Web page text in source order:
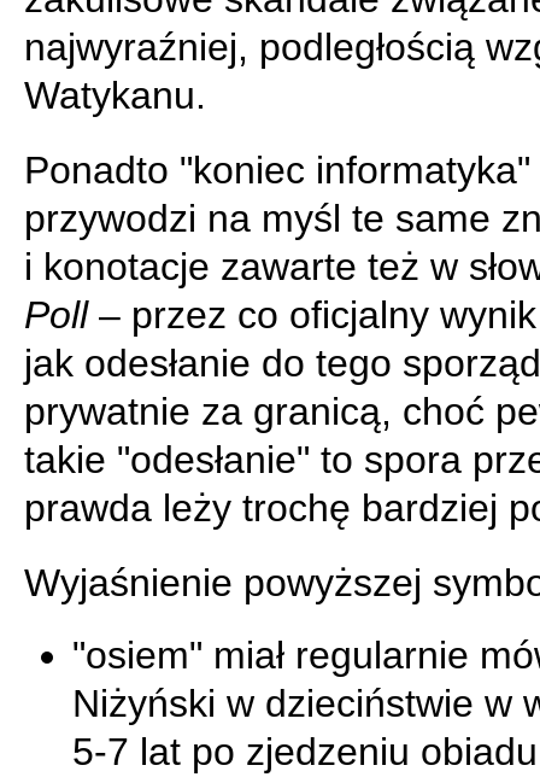
najwyraźniej, podległością
Watykanu.
Ponadto "koniec informatyka"
przywodzi na myśl te same
i konotacje zawarte też w
Poll– przez co oficjalny
jak odesłanie do tego
prywatnie za granicą, choć
takie "odesłanie" to spora
prawda leży trochę bardziej
Wyjaśnienie powyższej
"osiem" miał regularnie
Niżyński w dzieciństwie w
5-7 lat po zjedzeniu